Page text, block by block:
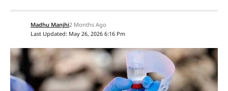
Last Updated: May 26, 2026 6:16 Pm
Madhu Manjhi2 Months Ago